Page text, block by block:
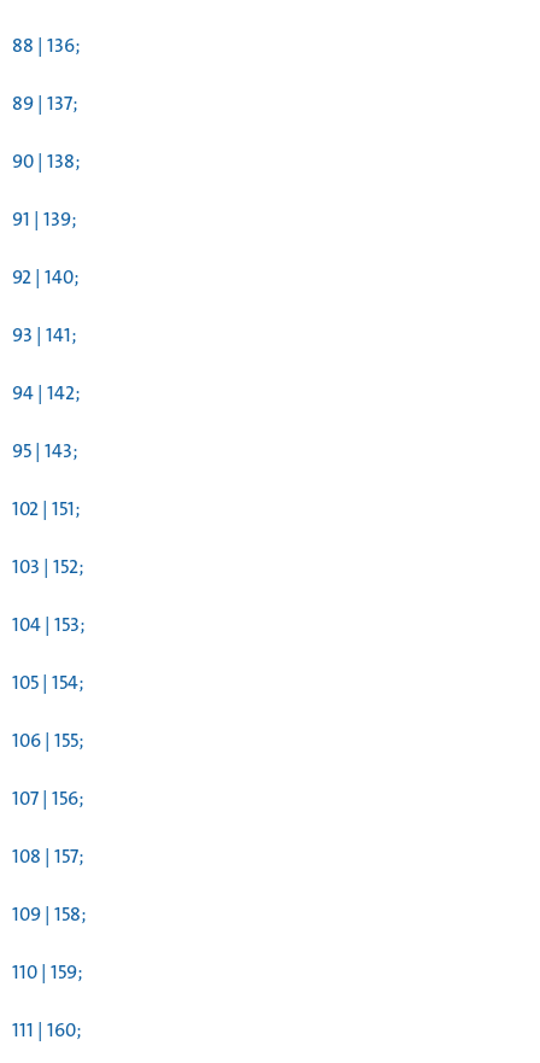
88 | 136;
89 | 137;
90 | 138;
91 | 139;
92 | 140;
93 | 141;
94 | 142;
95 | 143;
102 | 151;
103 | 152;
104 | 153;
105 | 154;
106 | 155;
107 | 156;
108 | 157;
109 | 158;
110 | 159;
111 | 160;